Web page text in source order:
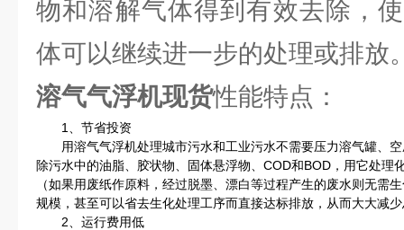
物和溶解气体得到有效去除，
体可以继续进一步的处理或排放
溶气气浮机现货性能特点：
1、节省投资
用溶气气浮机处理城市污水和工业污水不需要压力溶气罐、空
除污水中的油脂、胶状物、固体悬浮物、COD和BOD，用它处理
（如果用废纸作原料，经过脱墨、漂白等过程产生的废水则无需
规模，甚至可以省去生化处理工序而直接达标排放，从而大大减
2、运行费用低